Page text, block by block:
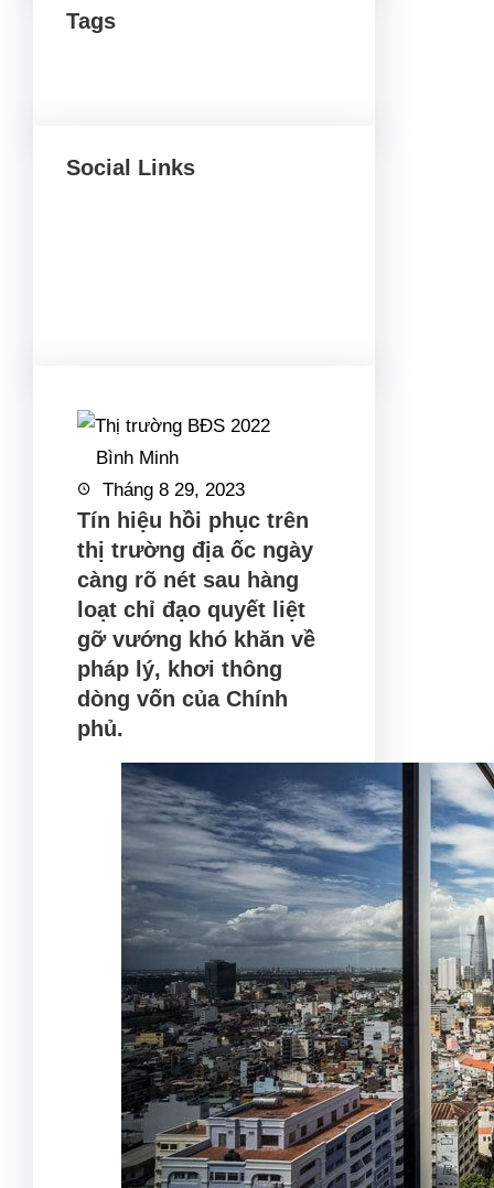
Tags
Social Links
Bình Minh
Tháng 8 29, 2023
Tín hiệu hồi phục trên
thị trường địa ốc ngày
càng rõ nét sau hàng
loạt chỉ đạo quyết liệt
gỡ vướng khó khăn về
pháp lý, khơi thông
dòng vốn của Chính
phủ.